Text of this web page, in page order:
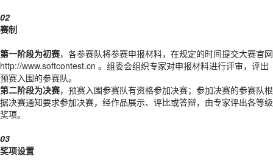
02
赛制
第一阶段为初赛，各参赛队将参赛申报材料，在规定的时间提交大赛官网
http://www.softcontest.cn 。 组委会组织专家对申报材料进行评审，评出
预赛入围的参赛队。
第二阶段为决赛，预赛入围参赛队有资格参加决赛；参加决赛的参赛队根
据决赛通知要求参加决赛，经作品展示、评比或答辩，由专家评出各等级
奖项。
03
奖项设置